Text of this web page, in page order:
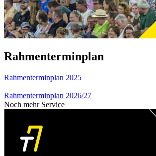
Rahmenterminplan
Rahmenterminplan 2025
Rahmenterminplan 2026/27
Noch mehr Service